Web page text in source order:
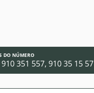
DO NÚMERO
351 557, 910 35 15 57